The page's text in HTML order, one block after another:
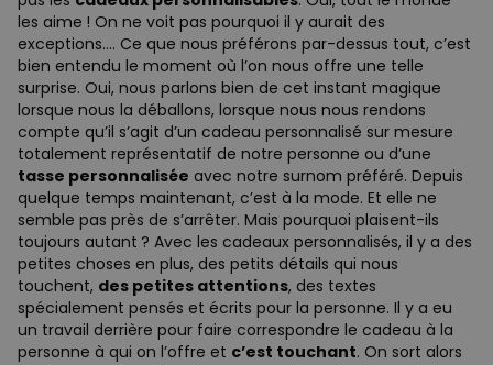
les aime ! On ne voit pas pourquoi il y aurait des
exceptions.... Ce que nous préférons par-dessus tout, c’est
bien entendu le moment où l’on nous offre une telle
surprise. Oui, nous parlons bien de cet instant magique
lorsque nous la déballons, lorsque nous nous rendons
compte qu’il s’agit d’un cadeau personnalisé sur mesure
totalement représentatif de notre personne ou d’une
tasse personnalisée avec notre surnom préféré. Depuis
quelque temps maintenant, c’est à la mode. Et elle ne
semble pas près de s’arrêter. Mais pourquoi plaisent-ils
toujours autant ? Avec les cadeaux personnalisés, il y a des
petites choses en plus, des petits détails qui nous
touchent, des petites attentions, des textes
spécialement pensés et écrits pour la personne. Il y a eu
un travail derrière pour faire correspondre le cadeau à la
personne à qui on l’offre et c’est touchant. On sort alors